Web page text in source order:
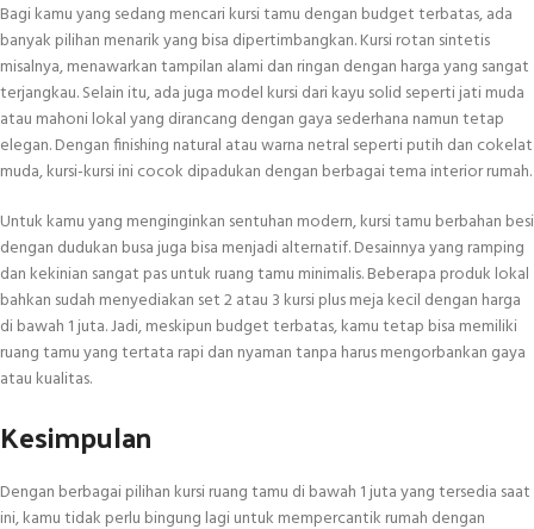
Bagi kamu yang sedang mencari kursi tamu dengan budget terbatas, ada
banyak pilihan menarik yang bisa dipertimbangkan. Kursi rotan sintetis
misalnya, menawarkan tampilan alami dan ringan dengan harga yang sangat
terjangkau. Selain itu, ada juga model kursi dari kayu solid seperti jati muda
atau mahoni lokal yang dirancang dengan gaya sederhana namun tetap
elegan. Dengan finishing natural atau warna netral seperti putih dan cokelat
muda, kursi-kursi ini cocok dipadukan dengan berbagai tema interior rumah.
Untuk kamu yang menginginkan sentuhan modern, kursi tamu berbahan besi
dengan dudukan busa juga bisa menjadi alternatif. Desainnya yang ramping
dan kekinian sangat pas untuk ruang tamu minimalis. Beberapa produk lokal
bahkan sudah menyediakan set 2 atau 3 kursi plus meja kecil dengan harga
di bawah 1 juta. Jadi, meskipun budget terbatas, kamu tetap bisa memiliki
ruang tamu yang tertata rapi dan nyaman tanpa harus mengorbankan gaya
atau kualitas.
Kesimpulan
Dengan berbagai pilihan kursi ruang tamu di bawah 1 juta yang tersedia saat
ini, kamu tidak perlu bingung lagi untuk mempercantik rumah dengan